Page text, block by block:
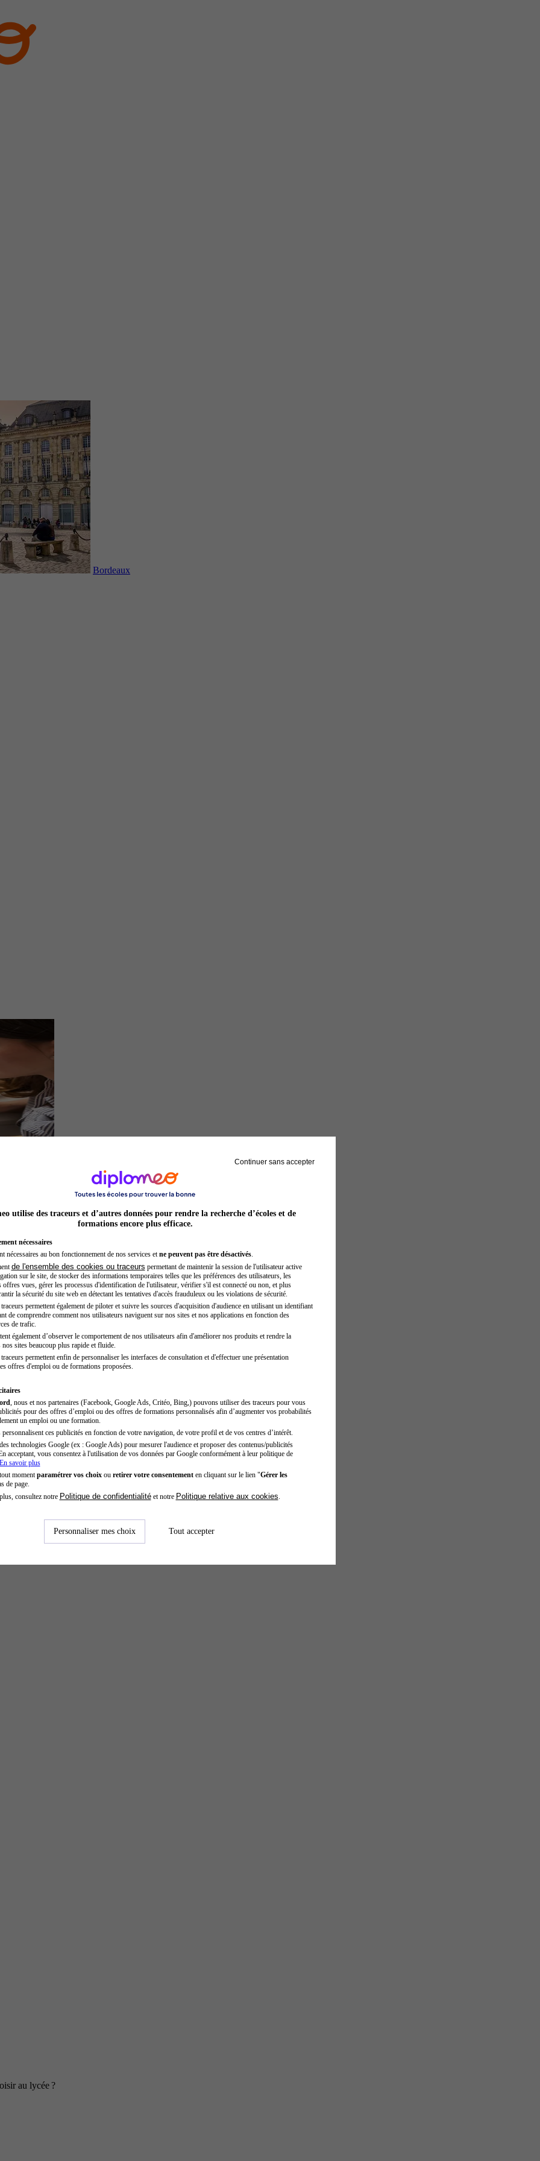
Bordeaux
au lycée ?
Continuer sans accepter
utilise des traceurs et d’autres données pour rendre la recherche d’écoles et de
formations encore plus efficace.
nécessaires
nécessaires au bon fonctionnement de nos services et ne peuvent pas être désactivés.
de l'ensemble des cookies ou traceurs permettant de maintenir la session de l'utilisateur active
sur le site, de stocker des informations temporaires telles que les préférences des utilisateurs, les
offres vues, gérer les processus d'identification de l'utilisateur, vérifier s'il est connecté ou non, et plus
la sécurité du site web en détectant les tentatives d'accès frauduleux ou les violations de sécurité.
permettent également de piloter et suivre les sources d'acquisition d'audience en utilisant un identifiant
de comprendre comment nos utilisateurs naviguent sur nos sites et nos applications en fonction des
de trafic.
également d’observer le comportement de nos utilisateurs afin d'améliorer nos produits et rendre la
sites beaucoup plus rapide et fluide.
permettent enfin de personnaliser les interfaces de consultation et d'effectuer une présentation
offres d'emploi ou de formations proposées.
, nous et nos partenaires (Facebook, Google Ads, Critéo, Bing,) pouvons utiliser des traceurs pour vous
pour des offres d’emploi ou des offres de formations personnalisés afin d’augmenter vos probabilités
un emploi ou une formation.
ces publicités en fonction de votre navigation, de votre profil et de vos centres d’intérêt.
technologies Google (ex : Google Ads) pour mesurer l'audience et proposer des contenus/publicités
acceptant, vous consentez à l'utilisation de vos données par Google conformément à leur politique de
savoir plus
moment paramétrer vos choixou retirer votre consentementen cliquant sur le lien "Gérer les
de page.
consultez notre Politique de confidentialitéet notre Politique relative aux cookies
Personnaliser mes choix Tout accepter